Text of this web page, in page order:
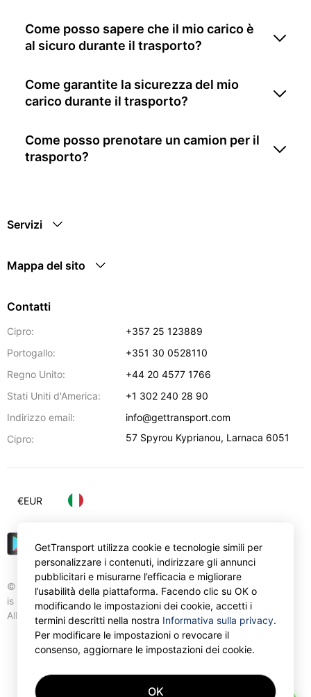
Come posso sapere che il mio carico è
al sicuro durante il trasporto?
Come garantite la sicurezza del mio
carico durante il trasporto?
Come posso prenotare un camion per il
trasporto?
Servizi
Mappa del sito
Contatti
Cipro:
+357 25 123889
Portogallo:
+351 30 0528110
Regno Unito:
+44 20 4577 1766
Stati Uniti d'America:
+1 302 240 28 90
Indirizzo email:
info@gettransport.com
Cipro:
57 Spyrou Kyprianou, Larnaca 6051
© Gettransport International Limited. GetTransport®
is trademark of Gettransport International Limited.
All rights reserved.
€EUR
GetTransport utilizza cookie e tecnologie simili per
personalizzare i contenuti, indirizzare gli annunci
pubblicitari e misurarne l’efficacia e migliorare
l’usabilità della piattaforma. Facendo clic su OK o
modificando le impostazioni dei cookie, accetti i
termini descritti nella nostra Informativa sulla privacy.
Per modificare le impostazioni o revocare il
consenso, aggiornare le impostazioni dei cookie.
OK